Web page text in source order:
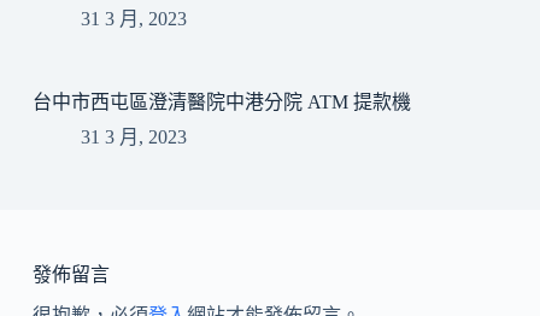
31 3 月, 2023
台中市西屯區澄清醫院中港分院 ATM 提款機
31 3 月, 2023
發佈留言